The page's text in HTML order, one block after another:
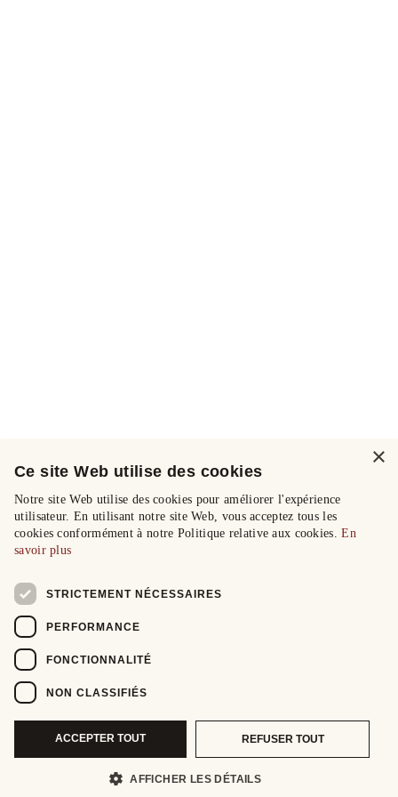
×
Ce site Web utilise des cookies
Notre site Web utilise des cookies pour améliorer l'expérience
utilisateur. En utilisant notre site Web, vous acceptez tous les
cookies conformément à notre Politique relative aux cookies.En
savoir plus
STRICTEMENT NÉCESSAIRES
PERFORMANCE
FONCTIONNALITÉ
NON CLASSIFIÉS
ACCEPTER TOUT REFUSER TOUT
AFFICHER LES DÉTAILS